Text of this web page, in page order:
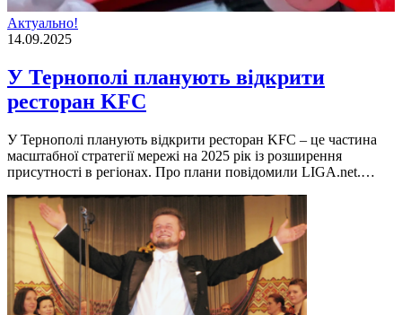
Актуально!
14.09.2025
У Тернополі планують відкрити
ресторан KFC
У Тернополі планують відкрити ресторан KFC – це частина
масштабної стратегії мережі на 2025 рік із розширення
присутності в регіонах. Про плани повідомили LIGA.net.…